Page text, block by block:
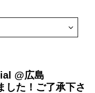
@広島
した！ご了承下さ